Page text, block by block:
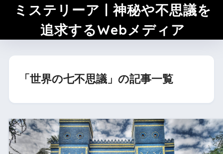
ミステリーア | 神秘や不思議を
追求するWebメディア
「世界の七不思議」の記事一覧